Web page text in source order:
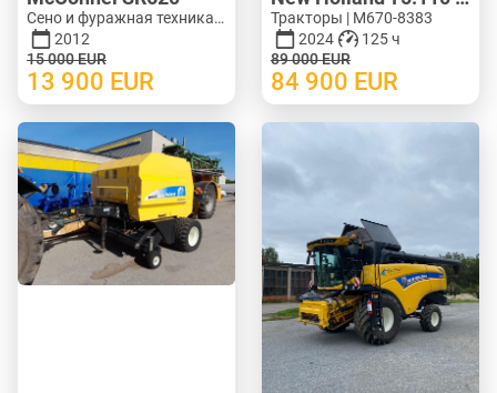
Сено и фуражная техника - Роторные косилки | M620-1071
2012
15 000EUR
13 900 EUR
Тракторы | M670-8383
2024
125 ч
89 000EUR
84 900 EUR